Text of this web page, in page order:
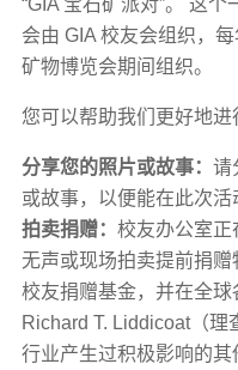
会由 GIA 校友会组织，
矿物博览会期间组织。
您可以帮助我们更好地进
分享您的照片或故事： 请
或故事，以便能在此次活
拍卖捐赠： 校友办公室正
无声或现场拍卖提前捐
校友捐赠基金，并在全球
Richard T. Liddicoat（理
行业产生过积极影响的